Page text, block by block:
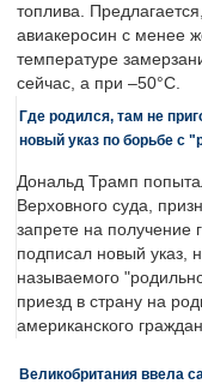
топлива.
авиакеросин с менее
температуре
сейчас, а при –50°C.
Где родился, там не
новый указ по борьбе с
Дональд Трамп
Верховного суда,
запрете на получение
подписал новый указ,
называемого
приезд в страну на
американского
Великобритания ввела